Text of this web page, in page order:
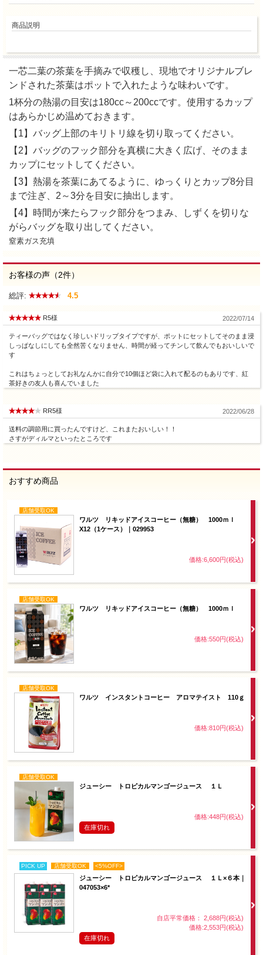
商品説明
一芯二葉の茶葉を手摘みで収穫し、現地でオリジナルブレ
ンドされた茶葉はポットで入れたような味わいです。
1杯分の熱湯の目安は180cc～200ccです。使用するカップ
はあらかじめ温めておきます。
【1】バッグ上部のキリトリ線を切り取ってください。
【2】バッグのフック部分を真横に大きく広げ、そのまま
カップにセットしてください。
【3】熱湯を茶葉にあてるように、ゆっくりとカップ8分目
まで注ぎ、2～3分を目安に抽出します。
【4】時間が来たらフック部分をつまみ、しずくを切りな
がらバッグを取り出してください。
窒素ガス充填
お客様の声（2件）
総評: 4.5
R5様 2022/07/14
ティーバッグではなく珍しいドリップタイプですが、ポットにセットしてそのまま浸
しっぱなしにしても全然苦くなりません、時間が経ってチンして飲んでもおいしいで
す
これはちょっとしてお礼なんかに自分で10個ほど袋に入れて配るのもありです、紅
茶好きの友人も喜んでいました
RR5様 2022/06/28
送料の調節用に買ったんですけど、これまたおいしい！！
さすがディルマといったところです
おすすめ商品
店舗受取OK
ワルツ リキッドアイスコーヒー（無糖） 1000ｍｌ
X12（1ケース）｜029953
価格:6,600円(税込)
店舗受取OK
ワルツ リキッドアイスコーヒー（無糖） 1000ｍｌ
価格:550円(税込)
店舗受取OK
ワルツ インスタントコーヒー アロマテイスト 110ｇ
価格:810円(税込)
店舗受取OK
ジューシー トロピカルマンゴージュース １Ｌ
価格:448円(税込)
在庫切れ
PICK UP 店舗受取OK <5%OFF>
ジューシー トロピカルマンゴージュース １Ｌ×６本｜
047053×6*
自店平常価格： 2,688円(税込)
価格:2,553円(税込)
在庫切れ